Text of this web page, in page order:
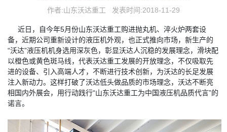
作者:山东沃达重工 发表时间:2018-11-29
近日，自今年5月份山东沃达重工购进抛丸机、淬火炉两套设
备，近期公司重新设计的液压机外观，也正式推向市场，新生产的
“沃达”液压机机身选用深灰色，彰显沃达人沉稳的发展理念，滑块配
以橙色或黄色斑马线，代表沃达重工发展的开放理念，不仅吸取先
进的设备、引入高端人才，不断进行技术创新，为沃达的长足发展
注入新动力。这样打破了沃达低头做品质的市场理念，沃达不断亮
相国内外展会，用行动践行“山东沃达重工为中国液压机品质代言”的
诺言。